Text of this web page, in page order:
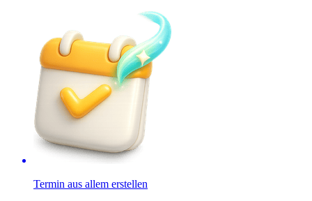
Termin aus allem erstellen